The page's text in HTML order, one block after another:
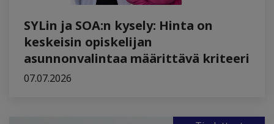
SYLin ja SOA:n kysely: Hinta on
keskeisin opiskelijan
asunnonvalintaa määrittävä kriteeri
07.07.2026